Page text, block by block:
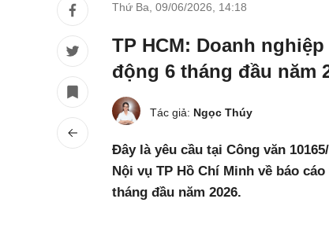
Thứ Ba, 09/06/2026 14:18
TP HCM: Doanh
động 6 tháng đầu năm
Tác giả: Ngọc Thúy
Đây là yêu cầu tại Công văn
Nội vụ TP Hồ Chí Minh về báo
tháng đầu năm 2026.